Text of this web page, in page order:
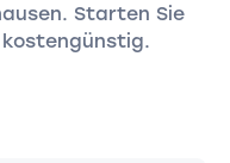
Starten Sie